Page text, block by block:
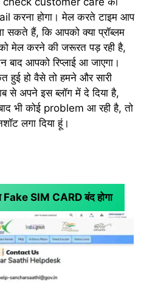
करना होगा। मेल करते टाइम आप
सकते हैं, कि आपको क्या प्रॉब्लम
मेल करने की जरूरत पड़ रही है,
आपको रिप्लाई आ जाएगा।
हुई हो वैसे तो हमने और सारी
से अपने इस ब्लॉग में दे दिया है,
भी कोई problem आ रही है, तो
लगा दिया हूं।
Fake SIM CARD बंद होगा